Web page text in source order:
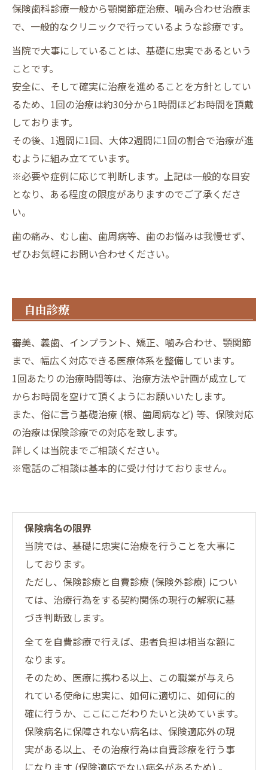
保険歯科診療一般から顎関節症治療、噛み合わせ治療ま
で、一般的なクリニックで行っているような診療です。
当院で大事にしていることは、基礎に忠実であるという
ことです。
安全に、そして確実に治療を進めることを方針としてい
るため、1回の治療は約30分から1時間ほどお時間を頂戴
しております。
その後、1週間に1回、大体2週間に1回の割合で治療が進
むように組み立てています。
※必要や症例に応じて判断します。上記は一般的な目安
となり、ある程度の限度がありますのでご了承くださ
い。
歯の痛み、むし歯、歯周病等、歯のお悩みは我慢せず、
ぜひお気軽にお問い合わせください。
自由診療
審美、義歯、インプラント、矯正、噛み合わせ、顎関節
まで、幅広く対応できる医療体系を整備しています。
1回あたりの治療時間等は、治療方法や計画が成立して
からお時間を空けて頂くようにお願いいたします。
また、俗に言う基礎治療 (根、歯周病など) 等、保険対応
の治療は保険診療での対応を致します。
詳しくは当院までご相談ください。
※電話のご相談は基本的に受け付けておりません。
保険病名の限界
当院では、基礎に忠実に治療を行うことを大事に
しております。
ただし、保険診療と自費診療 (保険外診療) につい
ては、治療行為をする契約関係の現行の解釈に基
づき判断致します。
全てを自費診療で行えば、患者負担は相当な額に
なります。
そのため、医療に携わる以上、この職業が与えら
れている使命に忠実に、如何に適切に、如何に的
確に行うか、ここにこだわりたいと決めています。
保険病名に保障されない病名は、保険適応外の現
実がある以上、その治療行為は自費診療を行う事
になります (保険適応でない病名があるため) 。